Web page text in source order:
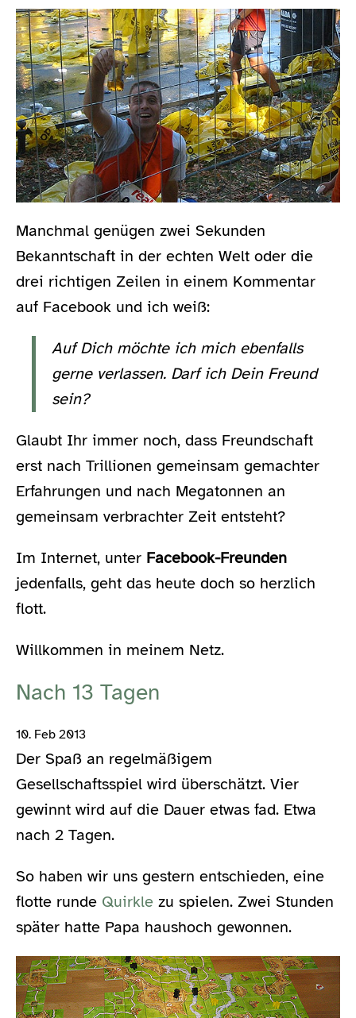
Manchmal genügen zwei Sekunden
Bekanntschaft in der echten Welt oder die
drei richtigen Zeilen in einem Kommentar
auf Facebook und ich weiß:
Auf Dich möchte ich mich ebenfalls
gerne verlassen. Darf ich Dein Freund
sein?
Glaubt Ihr immer noch, dass Freundschaft
erst nach Trillionen gemeinsam gemachter
Erfahrungen und nach Megatonnen an
gemeinsam verbrachter Zeit entsteht?
Im Internet, unter Facebook-Freunden
jedenfalls, geht das heute doch so herzlich
flott.
Willkommen in meinem Netz.
Nach 13 Tagen
10. Feb 2013
Der Spaß an regelmäßigem
Gesellschaftsspiel wird überschätzt. Vier
gewinnt wird auf die Dauer etwas fad. Etwa
nach 2 Tagen.
So haben wir uns gestern entschieden, eine
flotte runde Quirkle zu spielen. Zwei Stunden
später hatte Papa haushoch gewonnen.